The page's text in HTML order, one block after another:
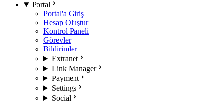
Portal
Portal'a Giriş
Hesap Oluştur
Kontrol Paneli
Görevler
Bildirimler
Extranet
Link Manager
Payment
Settings
Social